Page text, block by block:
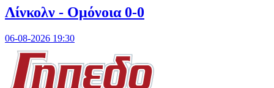
Λίνκολν - Ομόνοια 0-0
06-08-2026 19:30